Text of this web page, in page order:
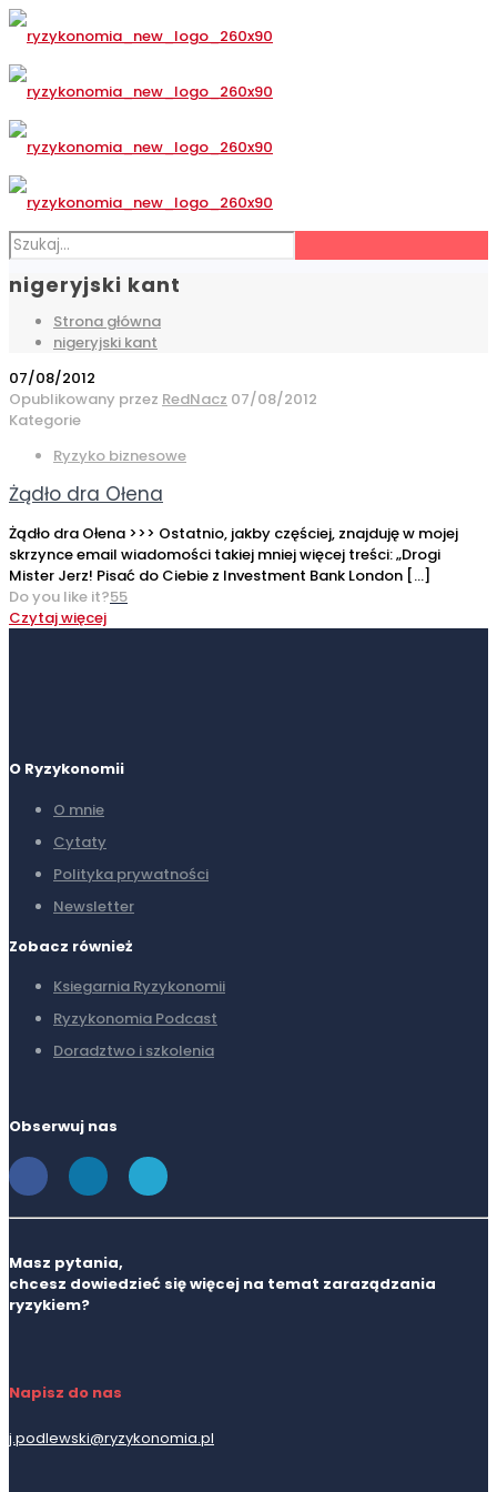
nigeryjski kant
Strona główna
nigeryjski kant
07/08/2012
Opublikowany przez RedNacz 07/08/2012
Kategorie
Ryzyko biznesowe
Żądło dra Ołena
Żądło dra Ołena >>> Ostatnio, jakby częściej, znajduję w mojej
skrzynce email wiadomości takiej mniej więcej treści: „Drogi
Mister Jerz! Pisać do Ciebie z Investment Bank London […]
Do you like it?55
Czytaj więcej
O Ryzykonomii
O mnie
Cytaty
Polityka prywatności
Newsletter
Zobacz również
Ksiegarnia Ryzykonomii
Ryzykonomia Podcast
Doradztwo i szkolenia
Obserwuj nas
Masz pytania,
chcesz dowiedzieć się więcej na temat zaraządzania
ryzykiem?
Napisz do nas
j.podlewski@ryzykonomia.pl